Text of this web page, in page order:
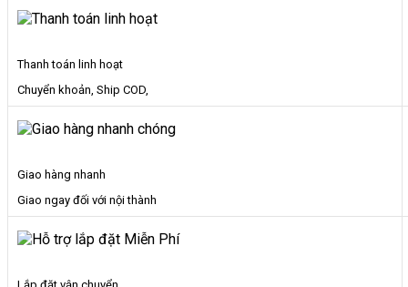
Thanh toán linh hoạt
Chuyển khoản, Ship COD,
Giao hàng nhanh
Giao ngay đối với nội thành